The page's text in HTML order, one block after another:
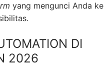
yang mengunci Anda ke
DI
2026